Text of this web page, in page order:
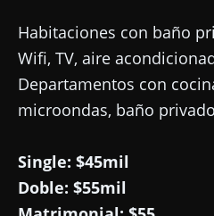
Habitaciones con baño
Wifi, TV, aire
Departamentos con
microondas, baño
Single: $45mil
Doble: $55mil